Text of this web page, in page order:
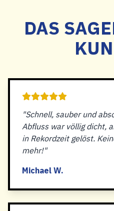
DAS
"Schnell, sauber und
Abfluss war völlig dicht,
in Rekordzeit gelöst.
mehr!"
Michael W.